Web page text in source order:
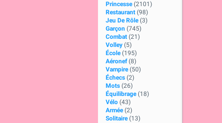
Princesse (2101)
Restaurant (98)
Jeu De Rôle (3)
Garçon (745)
Combat (21)
Volley (5)
École (195)
Aéronef (8)
Vampire (50)
Échecs (2)
Mots (26)
Équilibrage (18)
Vélo (43)
Armée (2)
Solitaire (13)